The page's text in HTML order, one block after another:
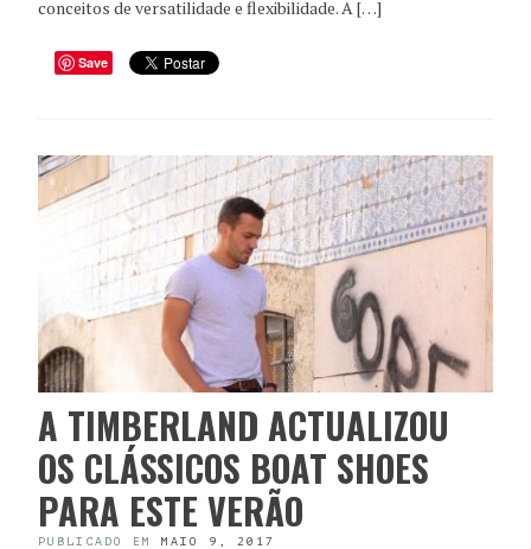
conceitos de versatilidade e flexibilidade. A […]
Save
A TIMBERLAND ACTUALIZOU
OS CLÁSSICOS BOAT SHOES
PARA ESTE VERÃO
PUBLICADO EM MAIO 9, 2017